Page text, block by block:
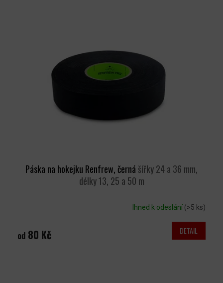
Páska na hokejku Renfrew, černá šířky 24 a 36 mm,
délky 13, 25 a 50 m
Ihned k odeslání (>5 ks)
od 80 Kč DETAIL